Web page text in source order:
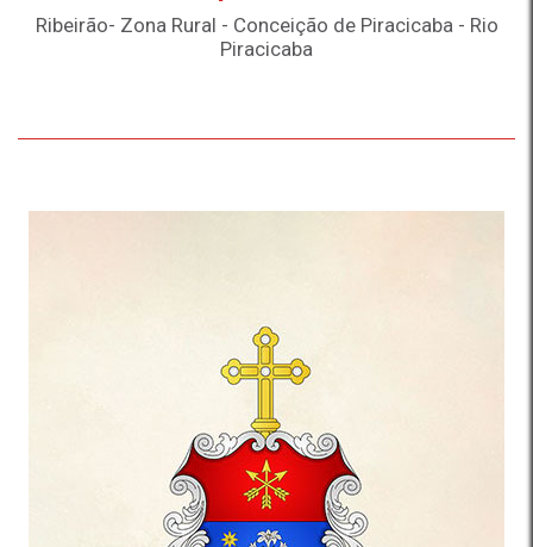
Ribeirão- Zona Rural - Conceição de Piracicaba - Rio
Piracicaba